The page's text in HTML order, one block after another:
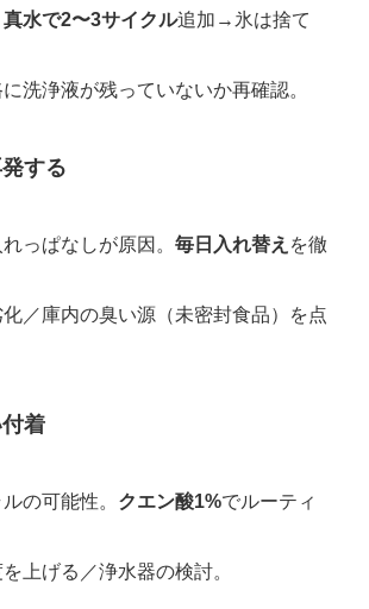
真水で2〜3サイクル追加→氷は捨て
洗浄液が残っていないか再確認。
する
っぱなしが原因。毎日入れ替え を徹
／庫内の臭い源（未密封食品）を点
着
の可能性。 クエン酸1%でルーティ
上げる／浄水器の検討。